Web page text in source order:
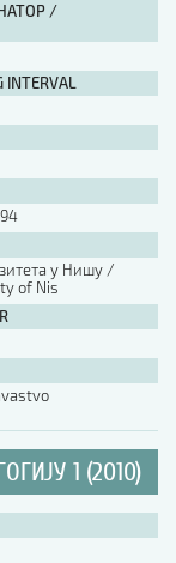
/
у Нишу /
of Nis
1 (2010)